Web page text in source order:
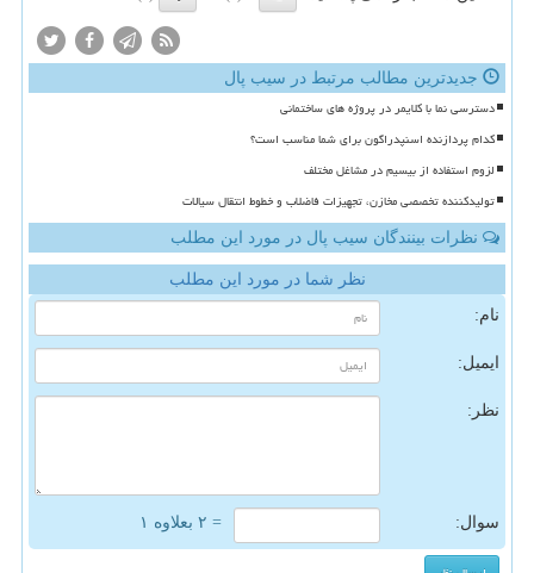
جدیدترین مطالب مرتبط در سیب پال
دسترسی نما با کلایمر در پروژه های ساختمانی
کدام پردازنده اسنپدراگون برای شما مناسب است؟
لزوم استفاده از بیسیم در مشاغل مختلف
تولیدکننده تخصصی مخازن، تجهیزات فاضلاب و خطوط انتقال سیالات
نظرات بینندگان سیب پال در مورد این مطلب
نظر شما در مورد این مطلب
نام:
ایمیل:
نظر:
سوال: = ۲ بعلاوه ۱